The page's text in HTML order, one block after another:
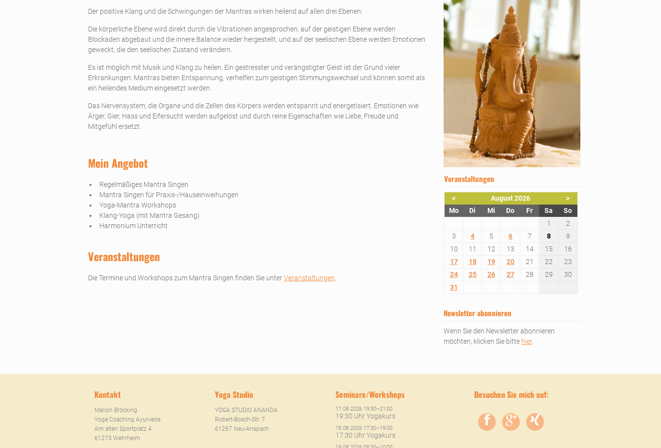
Der positive Klang und die Schwingungen der Mantras wirken heilend auf allen drei Ebenen:
Die körperliche Ebene wird direkt durch die Vibrationen angesprochen, auf der geistigen Ebene werden
Blockaden abgebaut und die innere Balance wieder hergestellt, und auf der seelischen Ebene werden Emotionen
geweckt, die den seelischen Zustand verändern.
Es ist möglich mit Musik und Klang zu heilen. Ein gestresster und verängstigter Geist ist der Grund vieler
Erkrankungen. Mantras bieten Entspannung, verhelfen zum geistigen Stimmungswechsel und können somit als
ein heilendes Medium eingesetzt werden.
Das Nervensystem, die Organe und die Zellen des Körpers werden entspannt und energetisiert. Emotionen wie
Ärger, Gier, Hass und Eifersucht werden aufgelöst und durch reine Eigenschaften wie Liebe, Freude und
Mitgefühl ersetzt.
Mein Angebot
Regelmäßiges Mantra Singen
Mantra Singen für Praxis-/Hauseinweihungen
Yoga-Mantra Workshops
Klang-Yoga (mit Mantra Gesang)
Harmonium Unterricht
Veranstaltungen
Die Termine und Workshops zum Mantra Singen finden Sie unterVeranstaltungen.
Veranstaltungen
< August 2026
>
MontagDienstag
Mittwoch
Donnerstag
FreitagSa mstag
Sonntag
1
2
3
4 5 6 7 8
9
10
11 12 13 14 15
16
17
18 19 20 21 22
23
24
25 26 27 28 29
30
31
Newsletter abonnieren
Wenn Sie den Newsletter abonnieren
möchten, klicken Sie bitte hier.
Kontakt
Marion Bröcking
Yoga Coaching Ayurveda
Am alten Sportplatz 4
61273 Wehrheim
Yoga Studio
YOGA STUDIO ANANDA
Robert-Bosch-Str. 7
61267 Neu-Anspach
Seminare/Workshops
17.08.2026 19:30–21:00
19:30 Uhr Yogakurs
18.08.2026 17:30–19:00
17:30 Uhr Yogakurs
Besuchen Sie mich auf: